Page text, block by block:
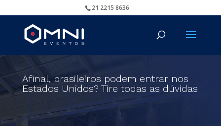
21 2215 8636
Afinal, brasileiros podem entrar nos
Estados Unidos? Tire todas as dúvidas